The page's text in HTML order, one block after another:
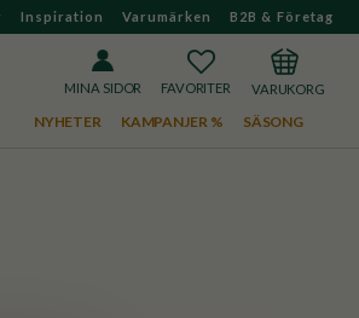
Inspiration Varumärken B2B & Företag
MINA SIDOR
FAVORITERKUNDVAGN
NYHETER KAMPANJER % SÄSONG